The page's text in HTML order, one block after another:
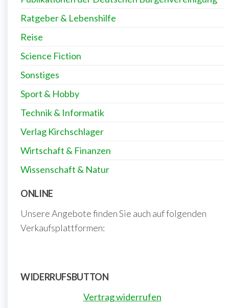
Ratgeber & Lebenshilfe
Reise
Science Fiction
Sonstiges
Sport & Hobby
Technik & Informatik
Verlag Kirchschlager
Wirtschaft & Finanzen
Wissenschaft & Natur
ONLINE
Unsere Angebote finden Sie auch auf folgenden
Verkaufsplattformen:
WIDERRUFSBUTTON
Vertrag widerrufen